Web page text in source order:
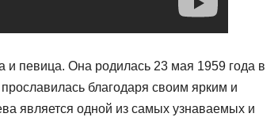
и певица. Она родилась 23 мая 1959 года в
благодаря своим ярким и
является одной из самых узнаваемых и